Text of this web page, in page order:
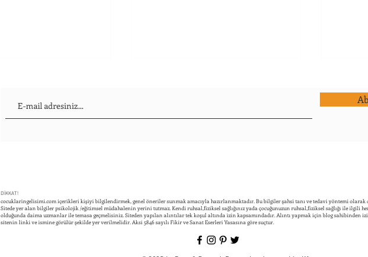
Islatma
DİKKAT!
cocuklaringelisimi.com içerikleri kişiyi bilgilendirmek, genel öneriler sunmak amacıyla hazırlanmaktadır. Bu bilgiler şahsi tanı ve tedavi yöntemi
Sitede yer alan bilgiler psikolojik /eğitimsel müdahalenin yerini tutmaz. Kendi ruhsal,fiziksel sağlığınız yada çocuğunuzun ruhsal,fiziksel sağlığı ile ilgili
olduğunda daima uzmanlar ile temasa geçmelisiniz. Siteden yapılan alıntılar tek koşul altında izin kapsamındadır. Alıntı yapmak için blog sahibinden
sitenin linki ve ismine görülür şekilde yer verilmelidir. Aksi 5846 sayılı Fikir ve Sanat Eserleri Yasasına göre suçtur.